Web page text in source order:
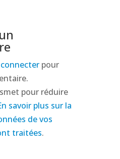
pour
pour réduire
savoir plus sur la
de vos
traitées.